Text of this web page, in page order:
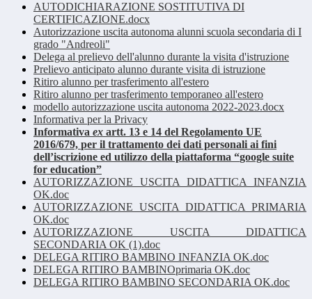
AUTODICHIARAZIONE SOSTITUTIVA DI
CERTIFICAZIONE.docx
Autorizzazione uscita autonoma alunni scuola secondaria di I
grado "Andreoli"
Delega al prelievo dell'alunno durante la visita d'istruzione
Prelievo anticipato alunno durante visita di istruzione
Ritiro alunno per trasferimento all'estero
Ritiro alunno per trasferimento temporaneo all'estero
modello autorizzazione uscita autonoma 2022-2023.docx
Informativa per la Privacy
Informativa ex artt. 13 e 14 del Regolamento UE
2016/679, per il trattamento dei dati personali ai fini
dell’iscrizione ed utilizzo della piattaforma “google suite
for education”
AUTORIZZAZIONE USCITA DIDATTICA INFANZIA
OK.doc
AUTORIZZAZIONE USCITA DIDATTICA PRIMARIA
OK.doc
AUTORIZZAZIONE USCITA DIDATTICA
SECONDARIA OK (1).doc
DELEGA RITIRO BAMBINO INFANZIA OK.doc
DELEGA RITIRO BAMBINOprimaria OK.doc
DELEGA RITIRO BAMBINO SECONDARIA OK.doc